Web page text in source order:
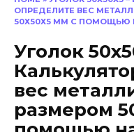
ОПРЕДЕЛИТЕ ВЕС
50Х50Х5 ММ С ПОМОЩЬЮ
Уголок
вес
размером